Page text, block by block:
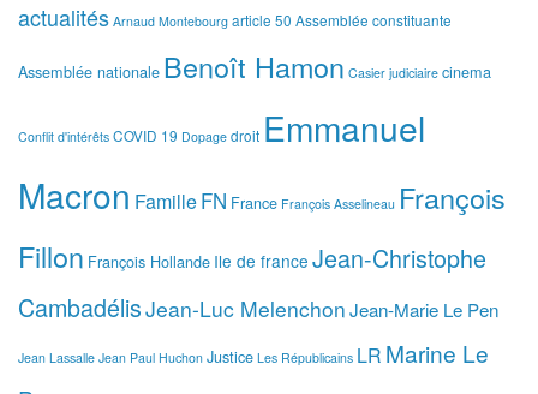
actualités Arnaud Montebourg article 50 Assemblée constituante
Assemblée nationale Benoît Hamon Casier judiciaire cinema
Conflit d'intérêts COVID 19 Dopage droit Emmanuel
Macron FamilleFN France François Asselineau François
Fillon François Hollande Ile de france Jean-Christophe
CambadélisJean-Luc MelenchonJean-Marie Le Pen
Jean Lassalle Jean Paul Huchon Justice Les Républicains LR Marine Le